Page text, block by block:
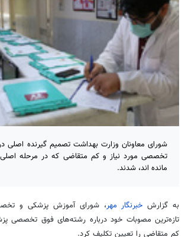
شورای معاونان وزارت بهداشت تصمیم گیرنده اصلی
تخصصی مورد نیاز و کم متقاضی که در مرحله
مانده اند، شدند.
به گزارشخبرنگار مهر، شورای آموزش پزشکی و
تازه‌ترین مصوبات خود درباره رشته‌های فوق تخصصی
کم متقاضی را تعیین تکلیف کرد.